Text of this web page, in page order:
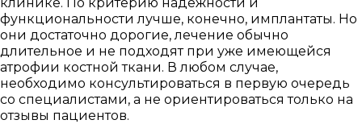
функциональности лучше, конечно, имплантаты. Но
они достаточно дорогие, лечение обычно
длительное и не подходят при уже имеющейся
атрофии костной ткани. В любом случае,
необходимо консультироваться в первую очередь
со специалистами, а не ориентироваться только на
отзывы пациентов.